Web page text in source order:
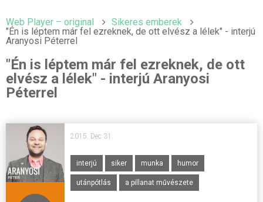
Web Player – original
Sikeres emberek
"Én is léptem már fel ezreknek, de ott elvész a lélek" - interjú
Aranyosi Péterrel
"Én is léptem már fel ezreknek, de ott
elvész a lélek" - interjú Aranyosi
Péterrel
2015. Dec 31.
interjú siker munka humor
utánpótlás a pillanat művészete